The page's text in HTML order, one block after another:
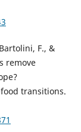
F., &
remove
transitions.